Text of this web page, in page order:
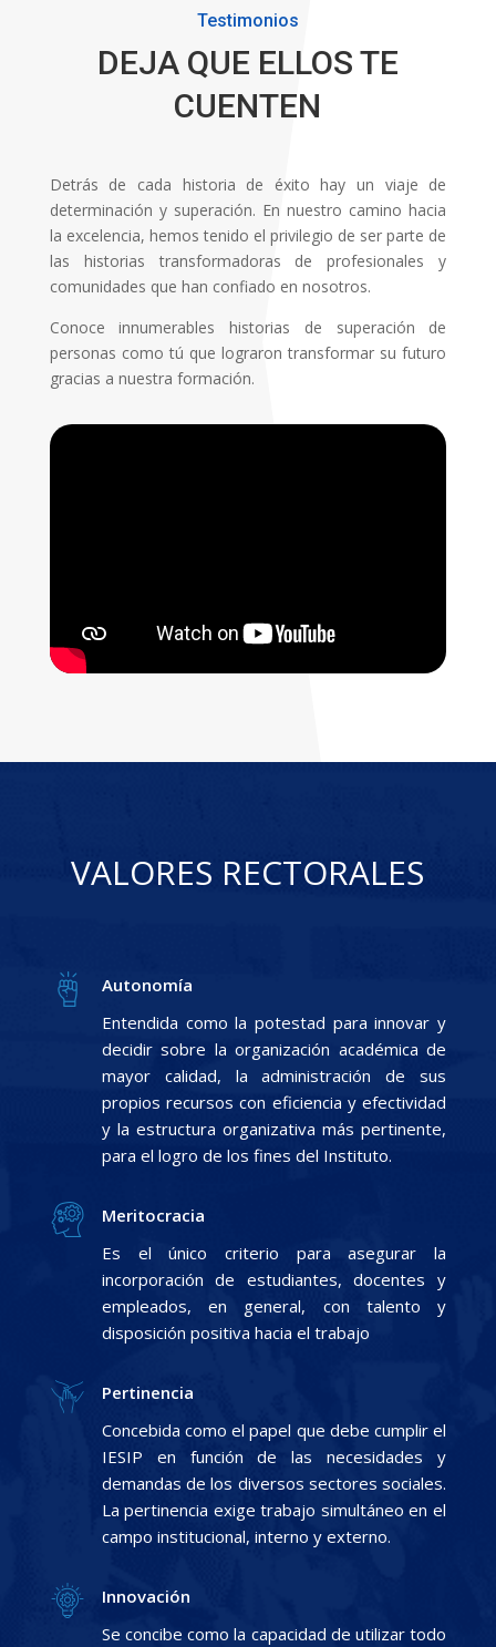
Testimonios
DEJA QUE ELLOS TE
CUENTEN
Detrás de cada historia de éxito hay un viaje de
determinación y superación. En nuestro camino hacia
la excelencia, hemos tenido el privilegio de ser parte de
las historias transformadoras de profesionales y
comunidades que han confiado en nosotros.
Conoce innumerables historias de superación de
personas como tú que lograron transformar su futuro
gracias a nuestra formación.
VALORES RECTORALES
Autonomía
Entendida como la potestad para innovar y
decidir sobre la organización académica de
mayor calidad, la administración de sus
propios recursos con eficiencia y efectividad
y la estructura organizativa más pertinente,
para el logro de los fines del Instituto.
Meritocracia
Es el único criterio para asegurar la
incorporación de estudiantes, docentes y
empleados, en general, con talento y
disposición positiva hacia el trabajo
Pertinencia
Concebida como el papel que debe cumplir el
IESIP en función de las necesidades y
demandas de los diversos sectores sociales.
La pertinencia exige trabajo simultáneo en el
campo institucional, interno y externo.
Innovación
Se concibe como la capacidad de utilizar todo